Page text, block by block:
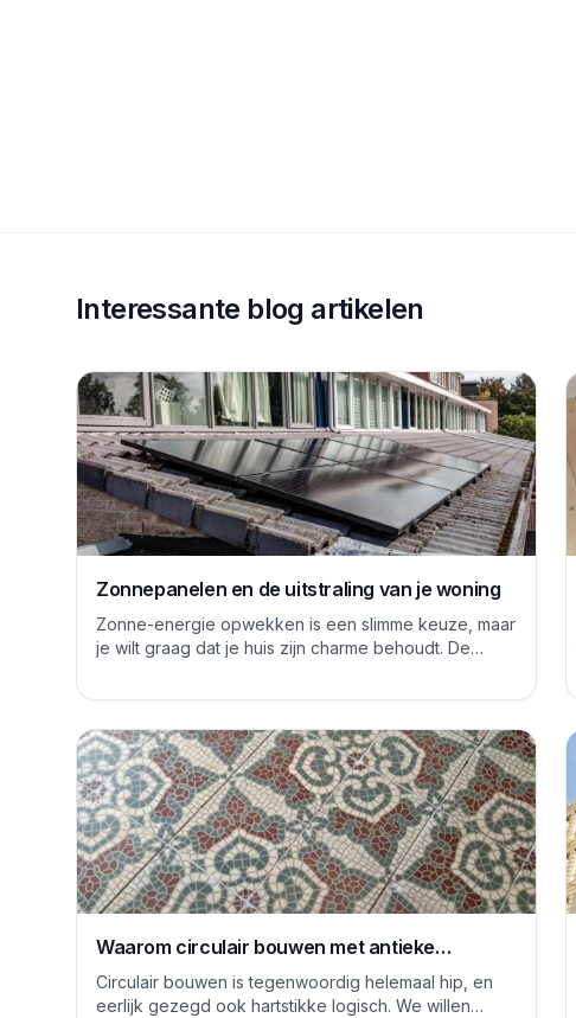
Interessante blog artikelen
Zonnepanelen en de uitstraling van je woning
Zonne-energie opwekken is een slimme keuze, maar
je wilt graag dat je huis zijn charme behoudt. De
Waarom circulair bouwen met antieke
vloertegels een goed idee is
Circulair bouwen is tegenwoordig helemaal hip, en
eerlijk gezegd ook hartstikke logisch. We willen